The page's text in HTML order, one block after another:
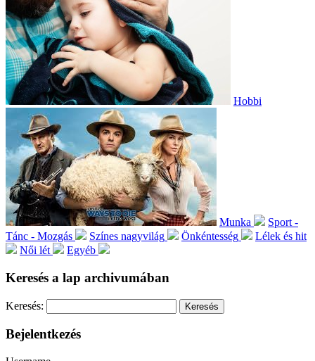
Hobbi
Munka
Sport -
Tánc - Mozgás
Színes nagyvilág Önkéntesség
Lélek és hit
Női lét
Egyéb
Keresés a lap archivumában
Keresés:
Bejelentkezés